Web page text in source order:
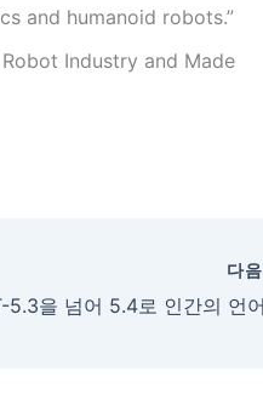
and humanoid robots.”
Industry and Made
다음